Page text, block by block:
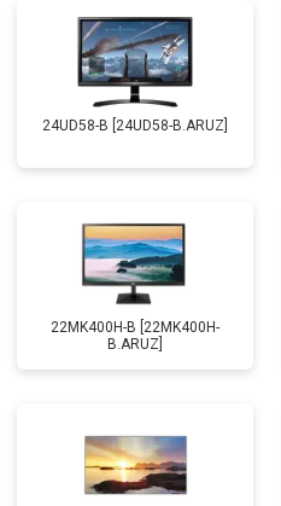
24UD58-B [24UD58-B.ARUZ]
22MK400H-B [22MK400H-
B.ARUZ]